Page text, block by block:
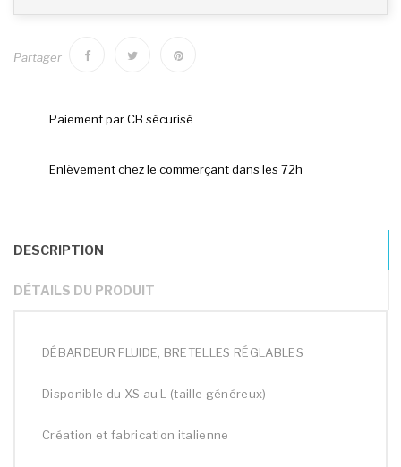
Partager
Paiement par CB sécurisé
Enlèvement chez le commerçant dans les 72h
DESCRIPTION
DÉTAILS DU PRODUIT
DÉBARDEUR FLUIDE, BRETELLES RÉGLABLES
Disponible du XS au L (taille généreux)
Création et fabrication italienne